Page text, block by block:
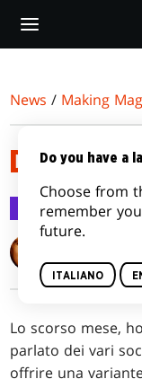
main
News / Making
DITEMI
Making Magic 8
Lo scorso mese,
parlato dei vari
offrire una
Do you have a
Choose from
remember
future.
ITALIANO